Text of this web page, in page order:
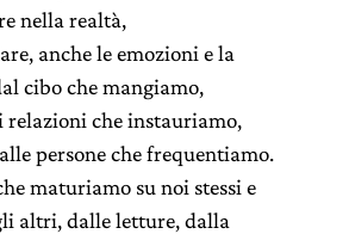
nella realtà,
anche le emozioni e la
cibo che mangiamo,
relazioni che instauriamo,
persone che frequentiamo.
maturiamo su noi stessi e
altri, dalle letture, dalla